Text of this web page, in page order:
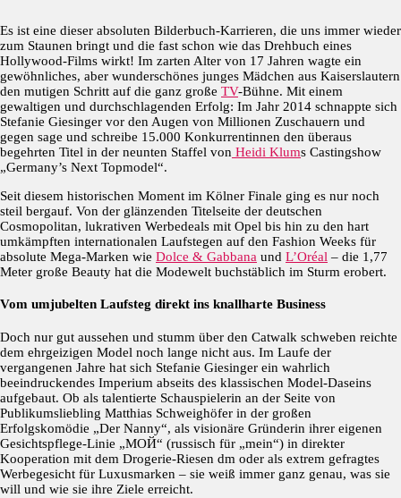
Es ist eine dieser absoluten Bilderbuch-Karrieren, die uns immer wieder
zum Staunen bringt und die fast schon wie das Drehbuch eines
Hollywood-Films wirkt! Im zarten Alter von 17 Jahren wagte ein
gewöhnliches, aber wunderschönes junges Mädchen aus Kaiserslautern
den mutigen Schritt auf die ganz große TV-Bühne. Mit einem
gewaltigen und durchschlagenden Erfolg: Im Jahr 2014 schnappte sich
Stefanie Giesinger vor den Augen von Millionen Zuschauern und
gegen sage und schreibe 15.000 Konkurrentinnen den überaus
begehrten Titel in der neunten Staffel von Heidi Klums Castingshow
„Germany’s Next Topmodel“.
Seit diesem historischen Moment im Kölner Finale ging es nur noch
steil bergauf. Von der glänzenden Titelseite der deutschen
Cosmopolitan, lukrativen Werbedeals mit Opel bis hin zu den hart
umkämpften internationalen Laufstegen auf den Fashion Weeks für
absolute Mega-Marken wie Dolce & Gabbana und L’Oréal – die 1,77
Meter große Beauty hat die Modewelt buchstäblich im Sturm erobert.
Vom umjubelten Laufsteg direkt ins knallharte Business
Doch nur gut aussehen und stumm über den Catwalk schweben reichte
dem ehrgeizigen Model noch lange nicht aus. Im Laufe der
vergangenen Jahre hat sich Stefanie Giesinger ein wahrlich
beeindruckendes Imperium abseits des klassischen Model-Daseins
aufgebaut. Ob als talentierte Schauspielerin an der Seite von
Publikumsliebling Matthias Schweighöfer in der großen
Erfolgskomödie „Der Nanny“, als visionäre Gründerin ihrer eigenen
Gesichtspflege-Linie „МОЙ“ (russisch für „mein“) in direkter
Kooperation mit dem Drogerie-Riesen dm oder als extrem gefragtes
Werbegesicht für Luxusmarken – sie weiß immer ganz genau, was sie
will und wie sie ihre Ziele erreicht.